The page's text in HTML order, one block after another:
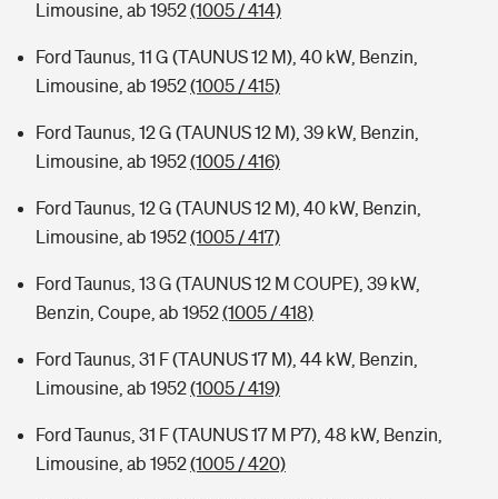
Limousine, ab 1952(1005 / 414)
Ford Taunus, 11 G (TAUNUS 12 M), 40 kW, Benzin,
Limousine, ab 1952(1005 / 415)
Ford Taunus, 12 G (TAUNUS 12 M), 39 kW, Benzin,
Limousine, ab 1952(1005 / 416)
Ford Taunus, 12 G (TAUNUS 12 M), 40 kW, Benzin,
Limousine, ab 1952(1005 / 417)
Ford Taunus, 13 G (TAUNUS 12 M COUPE), 39 kW,
Benzin, Coupe, ab 1952(1005 / 418)
Ford Taunus, 31 F (TAUNUS 17 M), 44 kW, Benzin,
Limousine, ab 1952(1005 / 419)
Ford Taunus, 31 F (TAUNUS 17 M P7), 48 kW, Benzin,
Limousine, ab 1952(1005 / 420)